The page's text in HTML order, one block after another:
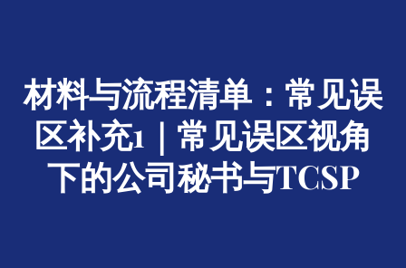
材料与流程清单：常见误
区补充1｜常见误区视角
下的公司秘书与TCSP